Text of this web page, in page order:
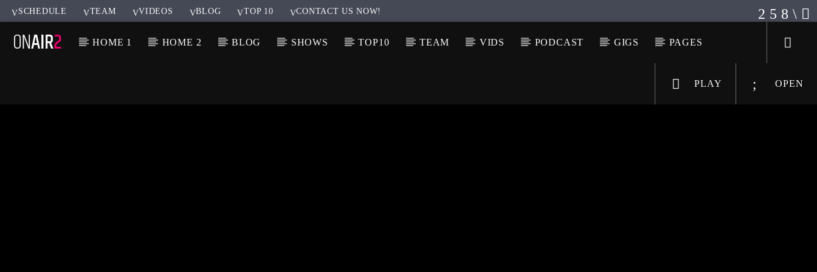
SCHEDULE TEAM VIDEOS BLOG TOP 10 CONTACT US NOW!
HOME 1 HOME 2 BLOG SHOWS TOP10 TEAM VIDS PODCAST GIGS PAGES
OPEN
PLAY